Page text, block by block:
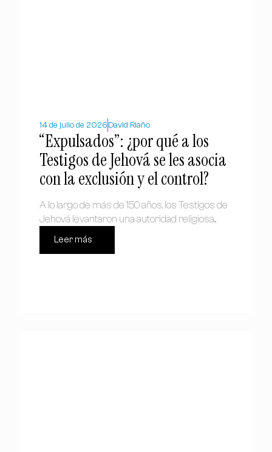
14 de julio de 2026 David Riaño
“Expulsados”: ¿por qué a los
Testigos de Jehová se les asocia
con la exclusión y el control?
A lo largo de más de 150 años, los Testigos de
Jehová levantaron una autoridad religiosa...
Leer más